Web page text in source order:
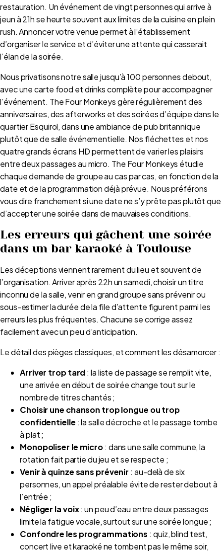
restauration. Un événement de vingt personnes qui arrive à
jeun à 21h se heurte souvent aux limites de la cuisine en plein
rush. Annoncer votre venue permet à l’établissement
d’organiser le service et d’éviter une attente qui casserait
l’élan de la soirée.
Nous privatisons notre salle jusqu’à 100 personnes debout,
avec une carte food et drinks complète pour accompagner
l’événement. The Four Monkeys gère régulièrement des
anniversaires, des afterworks et des soirées d’équipe dans le
quartier Esquirol, dans une ambiance de pub britannique
plutôt que de salle événementielle. Nos fléchettes et nos
quatre grands écrans HD permettent de varier les plaisirs
entre deux passages au micro. The Four Monkeys étudie
chaque demande de groupe au cas par cas, en fonction de la
date et de la programmation déjà prévue. Nous préférons
vous dire franchement si une date ne s’y prête pas plutôt que
d’accepter une soirée dans de mauvaises conditions.
Les erreurs qui gâchent une soirée
dans un bar karaoké à Toulouse
Les déceptions viennent rarement du lieu et souvent de
l’organisation. Arriver après 22h un samedi, choisir un titre
inconnu de la salle, venir en grand groupe sans prévenir ou
sous-estimer la durée de la file d’attente figurent parmi les
erreurs les plus fréquentes. Chacune se corrige assez
facilement avec un peu d’anticipation.
Le détail des pièges classiques, et comment les désamorcer :
Arriver trop tard: la liste de passage se remplit vite,
une arrivée en début de soirée change tout sur le
nombre de titres chantés ;
Choisir une chanson trop longue ou trop
confidentielle : la salle décroche et le passage tombe
à plat ;
Monopoliser le micro: dans une salle commune, la
rotation fait partie du jeu et se respecte ;
Venir à quinze sans prévenir : au-delà de six
personnes, un appel préalable évite de rester debout à
l’entrée ;
Négliger la voix: un peu d’eau entre deux passages
limite la fatigue vocale, surtout sur une soirée longue ;
Confondre les programmations : quiz, blind test,
concert live et karaoké ne tombent pas le même soir,